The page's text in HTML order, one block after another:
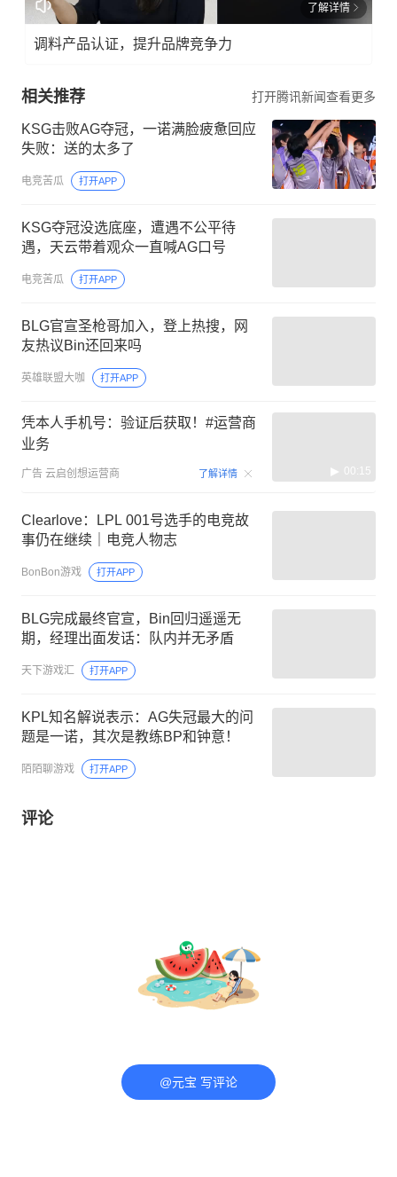
了解详情
调料产品认证，提升品牌竞争力
相关推荐 打开腾讯新闻查看更多
KSG击败AG夺冠，一诺满脸疲惫回应
失败：送的太多了
电竞苦瓜 打开APP
KSG夺冠没选底座，遭遇不公平待
遇，天云带着观众一直喊AG口号
电竞苦瓜 打开APP
BLG官宣圣枪哥加入，登上热搜，网
友热议Bin还回来吗
英雄联盟大咖 打开APP
凭本人手机号：验证后获取！#运营商
业务
广告 云启创想运营商 了解详情 00:15
Clearlove：LPL 001号选手的电竞故
事仍在继续｜电竞人物志
BonBon游戏 打开APP
BLG完成最终官宣，Bin回归遥遥无
期，经理出面发话：队内并无矛盾
天下游戏汇 打开APP
KPL知名解说表示：AG失冠最大的问
题是一诺，其次是教练BP和钟意！
陌陌聊游戏 打开APP
评论
@元宝 写评论